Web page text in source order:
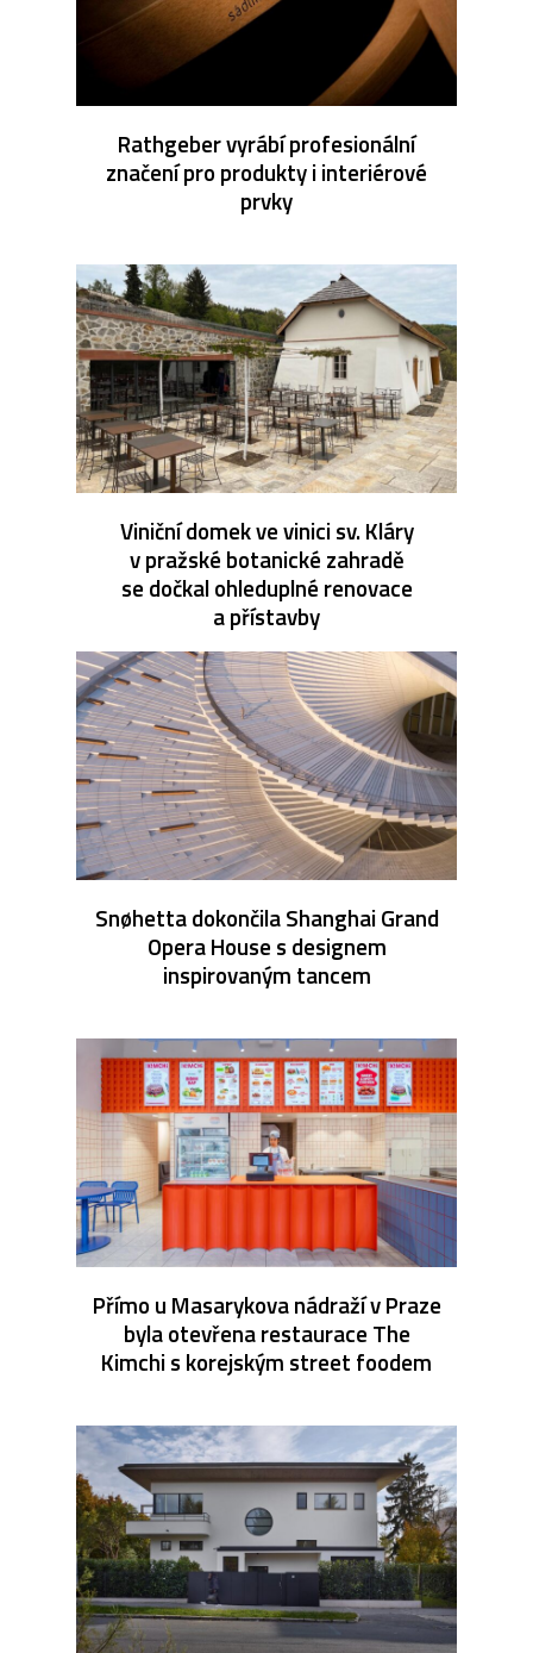
Rathgeber vyrábí profesionální
značení pro produkty i interiérové
prvky
Viniční domek ve vinici sv. Kláry
v pražské botanické zahradě
se dočkal ohleduplné renovace
a přístavby
Snøhetta dokončila Shanghai Grand
Opera House s designem
inspirovaným tancem
Přímo u Masarykova nádraží v Praze
byla otevřena restaurace The
Kimchi s korejským street foodem